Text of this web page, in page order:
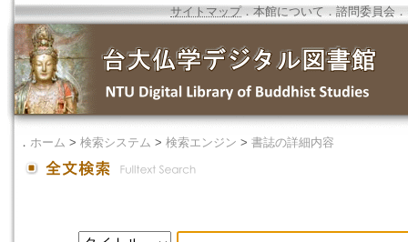
サイトマップ．本館について ． 諮問委員会 ．
． ホーム > 検索システム > 検索エンジン > 書誌の詳細内容